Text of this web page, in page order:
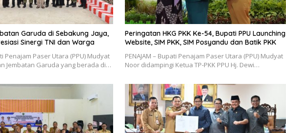
Garuda di Sebakung Jaya,
Sinergi TNI dan Warga
Penajam Paser Utara (PPU) Mudyat
Jembatan Garuda yang berada di…
Peringatan HKG PKK Ke-54, Bupati PPU Launching
Website, SIM PKK, SIM Posyandu dan Batik PKK
PENAJAM – Bupati Penajam Paser Utara (PPU) Mudyat
Noor didampingi Ketua TP-PKK PPU Hj. Dewi…